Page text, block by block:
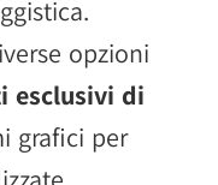
opzioni
esclusivi di
grafici per